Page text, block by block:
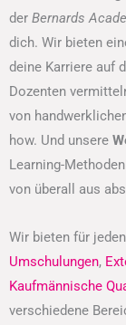
der Bernards
dich. Wir bieten
deine Karriere auf
Dozenten
von
how. Und unsere
Learning-
von überall aus
Wir bieten für
Umschulungen,
Kaufmännische
verschiedene